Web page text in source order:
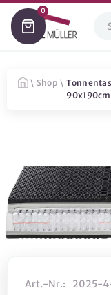
0
\ Shop \
Art.-Nr.: 2025-